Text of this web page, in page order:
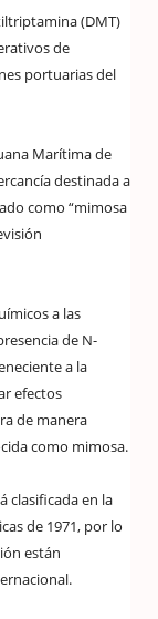
(DMT)
de
portuarias del
Marítima de
destinada a
como “mimosa
a las
de N-
a la
efectos
de manera
como mimosa.
clasificada en la
de 1971, por lo
están